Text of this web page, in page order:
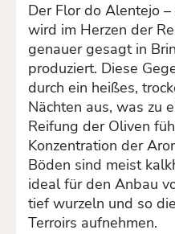
Der Flor do Alentejo
wird im Herzen der
genauer gesagt in
produziert. Diese
durch ein heißes,
Nächten aus, was zu
Reifung der Oliven
Konzentration der
Böden sind meist
ideal für den Anbau
tief wurzeln und so
Terroirs aufnehmen.